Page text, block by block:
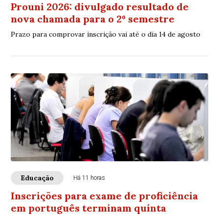
Prouni 2026: divulgado resultado de
nova chamada para o 2º semestre
Prazo para comprovar inscrição vai até o dia 14 de agosto
Educação Há 11 horas
Inscrições para exame de proficiência
em português terminam quinta